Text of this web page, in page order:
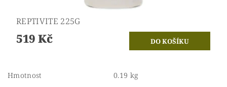
REPTIVITE 225G
519 Kč
Hmotnost 0.19 kg